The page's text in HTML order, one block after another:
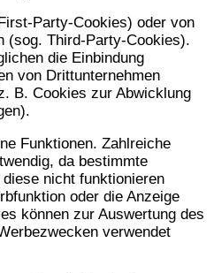
Party-Cookies) oder von
(sog. Third-Party-Cookies).
die Einbindung
von Drittunternehmen
B. Cookies zur Abwicklung
Funktionen. Zahlreiche
da bestimmte
nicht funktionieren
oder die Anzeige
können zur Auswertung des
verwendet